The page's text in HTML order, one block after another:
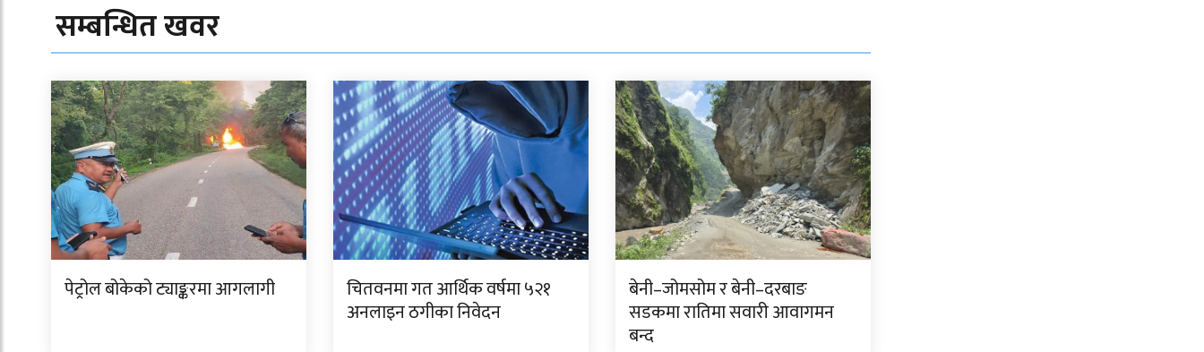
सम्बन्धित खवर
पेट्रोल बोकेको ट्याङ्करमा आगलागी चितवनमा गत आर्थिक वर्षमा ५२१
अनलाइन ठगीका निवेदन
बेनी–जोमसोम र बेनी–दरबाङ
सडकमा रातिमा सवारी आवागमन
बन्द